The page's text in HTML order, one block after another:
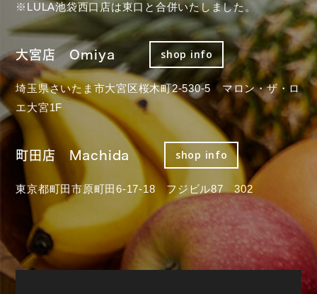
※LULA池袋西口店は東口と合併いたしました。
大宮店 Omiya shop info
埼玉県さいたま市大宮区桜木町2-530-5 マロン・ザ・ロ
エ大宮1F
町田店 Machida shop info
東京都町田市原町田6-17-18 フジビル87 302